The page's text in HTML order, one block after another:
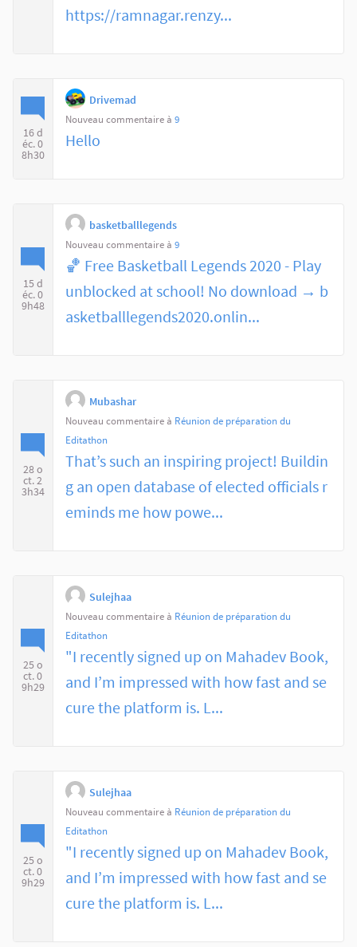
https://ramnagar.renzy...
16 d
éc. 0
8h30
Drivemad
Nouveau commentaire à 9
Hello
15 d
éc. 0
9h48
basketballlegends
Nouveau commentaire à 9
🏀 Free Basketball Legends 2020 - Play
unblocked at school! No download → b
asketballlegends2020.onlin...
28 o
ct. 2
3h34
Mubashar
Nouveau commentaire à Réunion de préparation du
Editathon
That’s such an inspiring project! Buildin
g an open database of elected officials r
eminds me how powe...
25 o
ct. 0
9h29
Sulejhaa
Nouveau commentaire à Réunion de préparation du
Editathon
"I recently signed up on Mahadev Book,
and I’m impressed with how fast and se
cure the platform is. L...
25 o
ct. 0
9h29
Sulejhaa
Nouveau commentaire à Réunion de préparation du
Editathon
"I recently signed up on Mahadev Book,
and I’m impressed with how fast and se
cure the platform is. L...